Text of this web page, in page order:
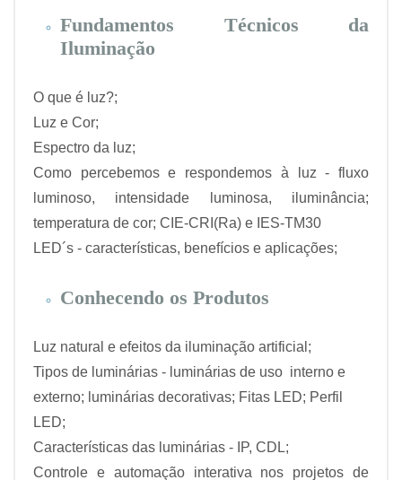
Fundamentos Técnicos da
Iluminação
O que é luz?;
Luz e Cor;
Espectro da luz;
Como percebemos e respondemos à luz - fluxo
luminoso, intensidade luminosa, iluminância;
temperatura de cor; CIE-CRI(Ra) e IES-TM30
LED´s - características, benefícios e aplicações;
Conhecendo os Produtos
Luz natural e efeitos da iluminação artificial;
Tipos de luminárias - luminárias de uso interno e
externo; luminárias decorativas; Fitas LED; Perfil
LED;
Características das luminárias - IP, CDL;
Controle e automação interativa nos projetos de